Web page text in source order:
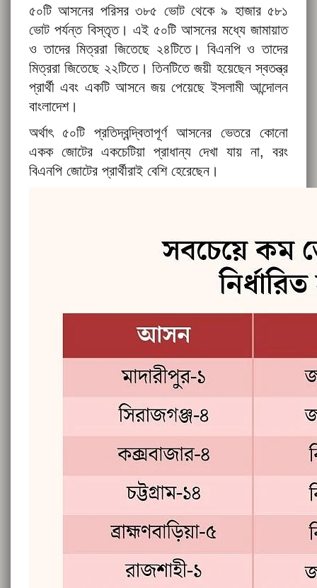
৫০টি আসনের পরিসর ৩৮৫ ভোট থেকে ৯ হাজার ৫৮১
ভোট পর্যন্ত বিস্তৃত। এই ৫০টি আসনের মধ্যে জামায়াত
ও তাদের মিত্ররা জিতেছে ২৪টিতে। বিএনপি ও তাদের
মিত্ররা জিতেছে ২২টিতে। তিনটিতে জয়ী হয়েছেন স্বতন্ত্র
প্রার্থী এবং একটি আসনে জয় পেয়েছে ইসলামী আন্দোলন
বাংলাদেশ।
অর্থাৎ ৫০টি প্রতিদ্বন্দ্বিতাপূর্ণ আসনের ভেতরে কোনো
একক জোটের একচেটিয়া প্রাধান্য দেখা যায় না, বরং
বিএনপি জোটের প্রার্থীরাই বেশি হেরেছেন।